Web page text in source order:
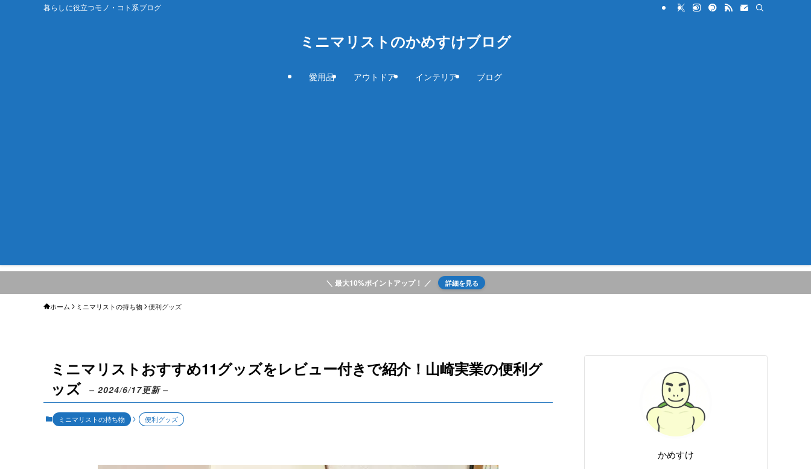
暮らしに役立つモノ・コト系ブログ
ミニマリストのかめすけブログ
愛用品 アウトドア インテリア ブログ
＼ 最大10%ポイントアップ！ ／ 詳細を見る
ホーム ミニマリストの持ち物 便利グッズ
ミニマリストおすすめ11グッズをレビュー付きで紹介！山崎実業の便利グ
ッズ
– 2024/6/17更新 –
ミニマリストの持ち物 便利グッズ
かめすけ